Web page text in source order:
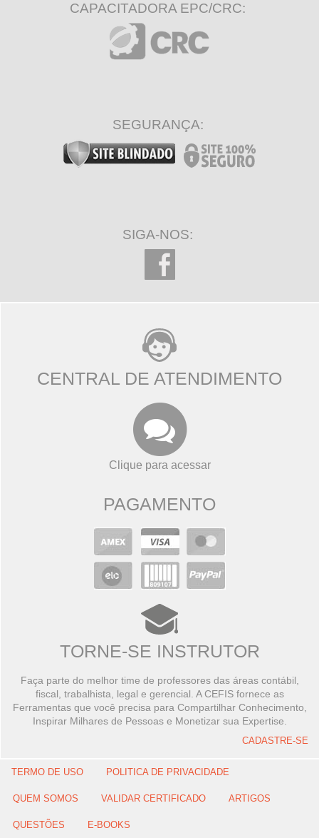
CAPACITADORA EPC/CRC:
SEGURANÇA:
SIGA-NOS:
CENTRAL DE ATENDIMENTO
Clique para acessar
PAGAMENTO
TORNE-SE INSTRUTOR
Faça parte do melhor time de professores das áreas contábil,
fiscal, trabalhista, legal e gerencial. A CEFIS fornece as
Ferramentas que você precisa para Compartilhar Conhecimento,
Inspirar Milhares de Pessoas e Monetizar sua Expertise.
CADASTRE-SE
TERMO DE USO POLITICA DE PRIVACIDADE
QUEM SOMOS VALIDAR CERTIFICADO ARTIGOS
QUESTÕES E-BOOKS